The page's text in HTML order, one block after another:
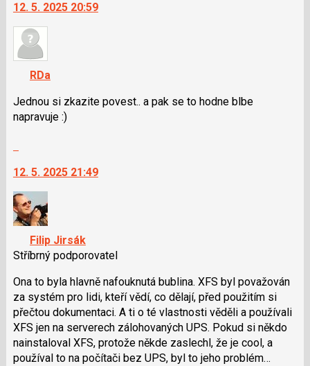
následující
a
P
pro
předchozí
názor
další
nový
názor.
navigaci
lze
použít
i
následující
a
P
pro
předchozí
nový
12. 5. 2025 20:59
RDa
Jednou si zkazite povest.. a pak se to hodne blbe
napravuje :)
další
nový
názor.
K
navigaci
lze
použít
i
klávesy
N
pro
následující
a
12. 5. 2025 21:49
Filip Jirsák
Stříbrný podporovatel
Ona to byla hlavně nafouknutá bublina. XFS byl považován
za systém pro lidi, kteří vědí, co dělají, před použitím si
přečtou dokumentaci. A ti o té vlastnosti věděli a používali
XFS jen na serverech zálohovaných UPS. Pokud si někdo
nainstaloval XFS, protože někde zaslechl, že je cool, a
používal to na počítači bez UPS, byl to jeho problém…